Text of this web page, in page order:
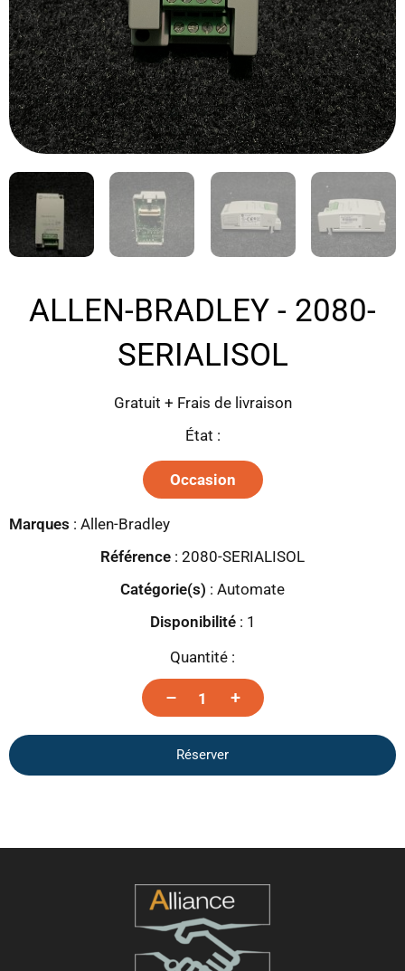
ALLEN-BRADLEY - 2080-
SERIALISOL
Gratuit + Frais de livraison
État :
Occasion
Marques : Allen-Bradley
Référence : 2080-SERIALISOL
Catégorie(s) : Automate
Disponibilité: 1
Quantité :
– +
Réserver